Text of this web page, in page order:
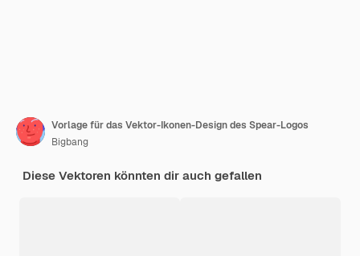
Vorlage für das Vektor-Ikonen-Design des Spear-Logos
Bigbang
Diese Vektoren könnten dir auch gefallen